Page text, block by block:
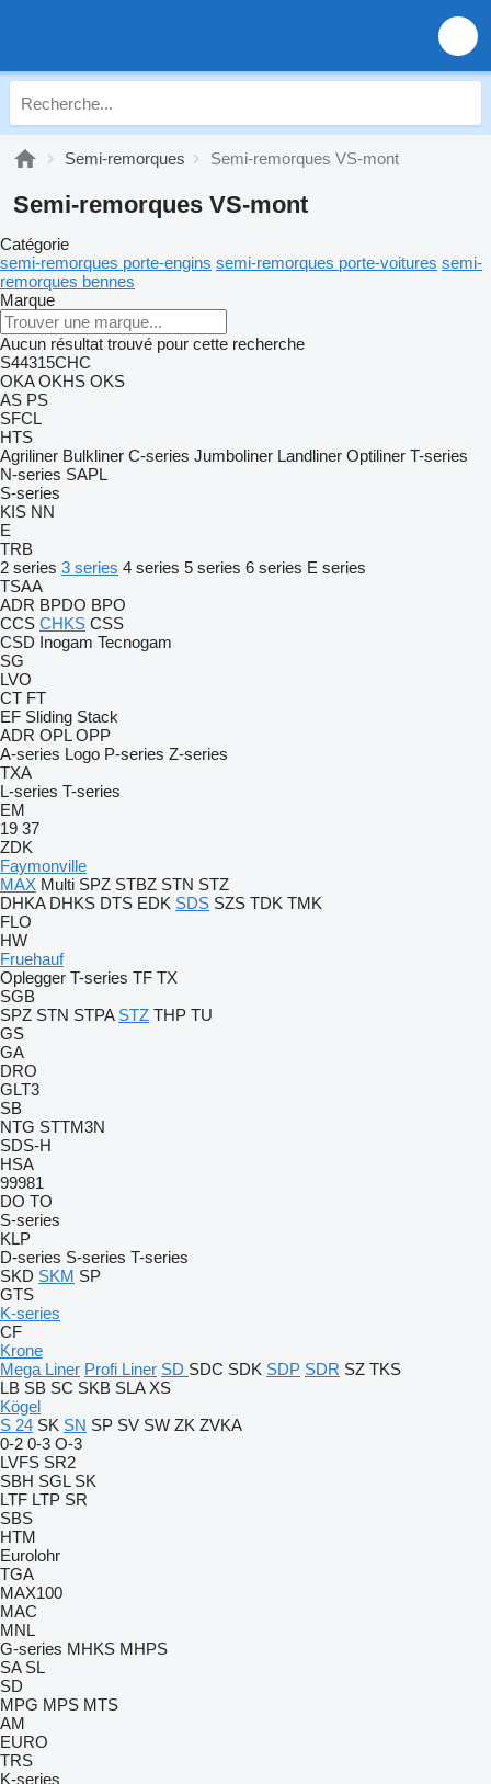
Semi-remorques Semi-remorques VS-mont
Semi-remorques VS-mont
Catégorie
semi-remorques porte-engins semi-remorques porte-voitures semi-
remorques bennes
Marque
Aucun résultat trouvé pour cette recherche
S44315CHC
OKA OKHS OKS
AS PS
SFCL
HTS
Agriliner Bulkliner C-series Jumboliner Landliner Optiliner T-series
N-series SAPL
S-series
KIS NN
E
TRB
2 series 3 series 4 series 5 series 6 series E series
TSAA
ADR BPDO BPO
CCS CHKS CSS
CSD Inogam Tecnogam
SG
LVO
CT FT
EF Sliding Stack
ADR OPL OPP
A-series Logo P-series Z-series
TXA
L-series T-series
EM
19 37
ZDK
Faymonville
MAX Multi SPZ STBZ STN STZ
DHKA DHKS DTS EDK SDS SZS TDK TMK
FLO
HW
Fruehauf
Oplegger T-series TF TX
SGB
SPZ STN STPA STZ THP TU
GS
GA
DRO
GLT3
SB
NTG STTM3N
SDS-H
HSA
99981
DO TO
S-series
KLP
D-series S-series T-series
SKD SKM SP
GTS
K-series
CF
Krone
Mega Liner Profi Liner SD SDC SDK SDP SDR SZ TKS
LB SB SC SKB SLA XS
Kögel
S 24 SK SN SP SV SW ZK ZVKA
0-2 0-3 O-3
LVFS SR2
SBH SGL SK
LTF LTP SR
SBS
HTM
Eurolohr
TGA
MAX100
MAC
MNL
G-series MHKS MHPS
SA SL
SD
MPG MPS MTS
AM
EURO
TRS
K-series